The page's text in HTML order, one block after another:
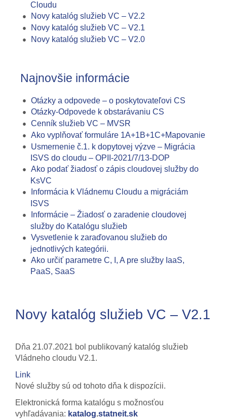
Cloudu
Novy katalóg služieb VC – V2.2
Novy katalóg služieb VC – V2.1
Novy katalóg služieb VC – V2.0
Najnovšie informácie
Otázky a odpovede – o poskytovateľovi CS
Otázky-Odpovede k obstarávaniu CS
Cenník služieb VC – MVSR
Ako vyplňovať formuláre 1A+1B+1C+Mapovanie
Usmernenie č.1. k dopytovej výzve – Migrácia
ISVS do cloudu – OPII-2021/7/13-DOP
Ako podať žiadosť o zápis cloudovej služby do
KsVC
Informácia k Vládnemu Cloudu a migráciám
ISVS
Informácie – Žiadosť o zaradenie cloudovej
služby do Katalógu služieb
Vysvetlenie k zaraďovanou služieb do
jednotlivých kategórii.
Ako určiť parametre C, I, A pre služby IaaS,
PaaS, SaaS
Novy katalóg služieb VC – V2.1
Dňa 21.07.2021 bol publikovaný katalóg služieb
Vládneho cloudu V2.1.
Link
Nové služby sú od tohoto dňa k dispozícii.
Elektronická forma katalógu s možnosťou
vyhľadávania: katalog.statneit.sk